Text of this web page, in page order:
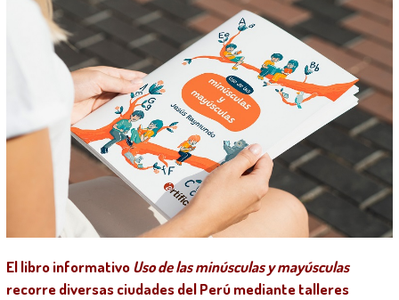
El libro informativoUso de las minúsculas y mayúsculas
recorre diversas ciudades del Perú mediante talleres